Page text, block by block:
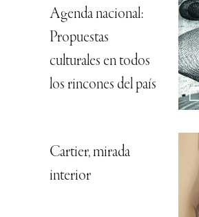
Agenda nacional:
Propuestas
culturales en todos
los rincones del país
Cartier, mirada
interior